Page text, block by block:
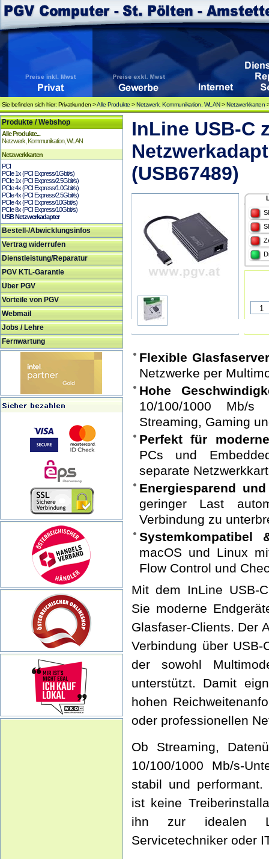
Sie befinden sich hier: Privatkunden >Alle Produkte >Netzwerk, Kommunikation, WLAN>Netzwerkkarten
Produkte / Webshop
Alle Produkte...
Netzwerk, Kommunikation, WLAN
Netzwerkkarten
PCI
PCIe 1x (PCI Express/1Gbit/s)
PCIe 1x (PCI Express/2.5Gbit/s)
PCIe 4x (PCI Express/1.0Gbit/s)
PCIe 4x (PCI Express/2.5Gbit/s)
PCIe 4x (PCI Express/10Gbit/s)
PCIe 8x (PCI Express/10Gbit/s)
USB Netzwerkadapter
Bestell-/Abwicklungsinfos
Vertrag widerrufen
Dienstleistung/Reparatur
PGV KTL-Garantie
Über PGV
Vorteile von PGV
Webmail
Jobs / Lehre
Fernwartung
InLine USB-C
(USB67489)
Flexible
Netzwerke per
Hohe
10/100/1000 Mb/s
Streaming, Gaming
Perfekt für
PCs und
separate
Energiesparend
geringer Last
Verbindung zu
Systemkompatibel
macOS und Linux
Flow Control und
Mit dem InLine USB-
Sie moderne
Glasfaser-Clients. Der
Verbindung über
der sowohl
unterstützt. Damit
hohen
oder professionellen
Ob Streaming,
10/100/1000 Mb/s-
stabil und performant.
ist keine
ihn zur idealen
Servicetechniker oder